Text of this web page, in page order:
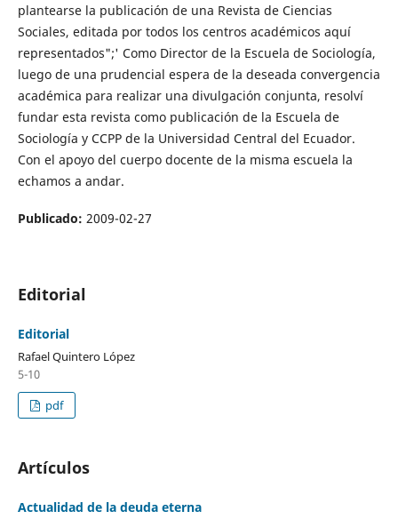
plantearse la publicación de una Revista de Ciencias
Sociales, editada por todos los centros académicos aquí
representados";' Como Director de la Escuela de Sociología,
luego de una prudencial espera de la deseada convergencia
académica para realizar una divulgación conjunta, resolví
fundar esta revista como publicación de la Escuela de
Sociología y CCPP de la Universidad Central del Ecuador.
Con el apoyo del cuerpo docente de la misma escuela la
echamos a andar.
Publicado: 2009-02-27
Editorial
Editorial
Rafael Quintero López
5-10
pdf
Artículos
Actualidad de la deuda eterna